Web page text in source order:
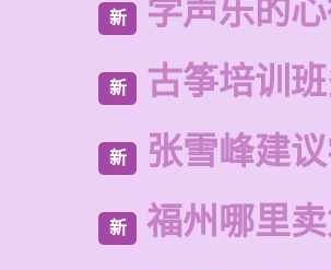
新 学声乐的
新 古筝培训
新 张雪峰建
新 福州哪里